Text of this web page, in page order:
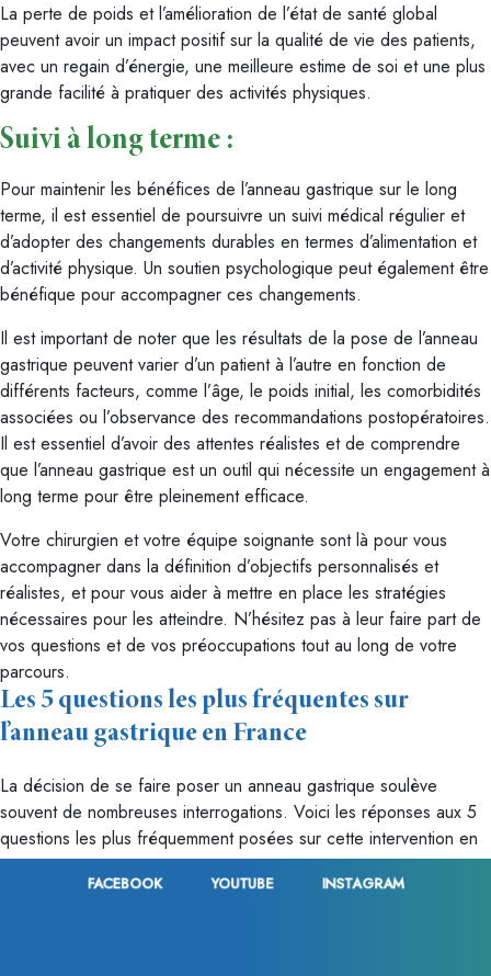
La perte de poids et l’amélioration de l’état de santé global
peuvent avoir un impact positif sur la qualité de vie des patients,
avec un regain d’énergie, une meilleure estime de soi et une plus
grande facilité à pratiquer des activités physiques.
Suivi à long terme :
Pour maintenir les bénéfices de l’anneau gastrique sur le long
terme, il est essentiel de poursuivre un suivi médical régulier et
d’adopter des changements durables en termes d’alimentation et
d’activité physique. Un soutien psychologique peut également être
bénéfique pour accompagner ces changements.
Il est important de noter que les résultats de la pose de l’anneau
gastrique peuvent varier d’un patient à l’autre en fonction de
différents facteurs, comme l’âge, le poids initial, les comorbidités
associées ou l’observance des recommandations postopératoires.
Il est essentiel d’avoir des attentes réalistes et de comprendre
que l’anneau gastrique est un outil qui nécessite un engagement à
long terme pour être pleinement efficace.
Votre chirurgien et votre équipe soignante sont là pour vous
accompagner dans la définition d’objectifs personnalisés et
réalistes, et pour vous aider à mettre en place les stratégies
nécessaires pour les atteindre. N’hésitez pas à leur faire part de
vos questions et de vos préoccupations tout au long de votre
parcours.
Les 5 questions les plus fréquentes sur
l’anneau gastrique en France
La décision de se faire poser un anneau gastrique soulève
souvent de nombreuses interrogations. Voici les réponses aux 5
questions les plus fréquemment posées sur cette intervention en
France :
FACEBOOK YOUTUBE INSTAGRAM